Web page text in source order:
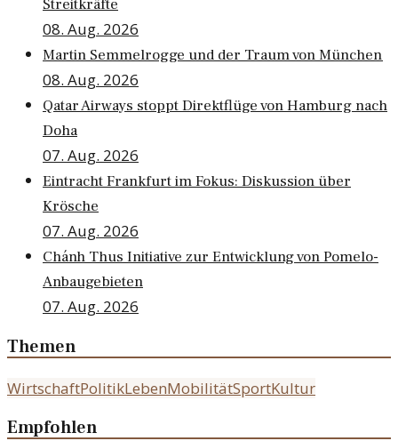
Streitkräfte
08. Aug. 2026
Martin Semmelrogge und der Traum von München
08. Aug. 2026
Qatar Airways stoppt Direktflüge von Hamburg nach
Doha
07. Aug. 2026
Eintracht Frankfurt im Fokus: Diskussion über
Krösche
07. Aug. 2026
Chánh Thus Initiative zur Entwicklung von Pomelo-
Anbaugebieten
07. Aug. 2026
Themen
WirtschaftPolitikLebenMobilitätSportKultur
Empfohlen